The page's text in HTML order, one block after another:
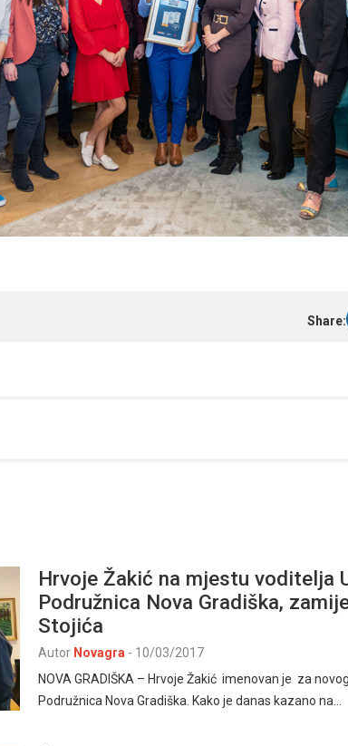
Share:
Hrvoje Žakić na mjestu voditelja
Podružnica Nova Gradiška,
Stojića
Autor Novagra - 10/03/2017
NOVA GRADIŠKA – Hrvoje Žakić imenovan je za
Podružnica Nova Gradiška. Kako je danas kazano na…